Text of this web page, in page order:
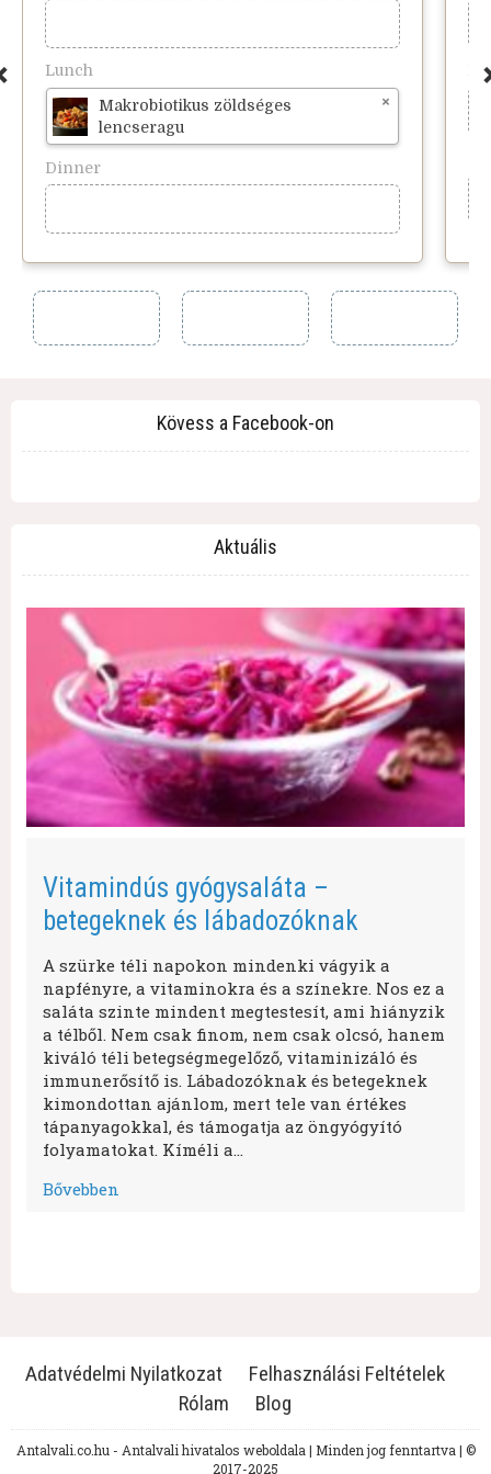
Lunch
Makrobiotikus zöldséges
lencseragu
Dinner
Kövess a Facebook-on
Aktuális
Vitamindús gyógysaláta –
betegeknek és lábadozóknak
A szürke téli napokon mindenki vágyik a
napfényre, a vitaminokra és a színekre. Nos ez a
saláta szinte mindent megtestesít, ami hiányzik
a télből. Nem csak finom, nem csak olcsó, hanem
kiváló téli betegségmegelőző, vitaminizáló és
immunerősítő is. Lábadozóknak és betegeknek
kimondottan ajánlom, mert tele van értékes
tápanyagokkal, és támogatja az öngyógyító
folyamatokat. Kíméli a…
Bővebben
Adatvédelmi Nyilatkozat
Felhasználási Feltételek
Rólam
Blog
Antalvali.co.hu - Antalvali hivatalos weboldala | Minden jog fenntartva | ©
2017-2025